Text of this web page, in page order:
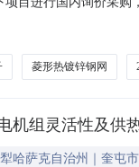
镀锌扁钢米504轻
菱形热镀锌钢网
机组灵活性及
哈萨克自治州｜奎屯市